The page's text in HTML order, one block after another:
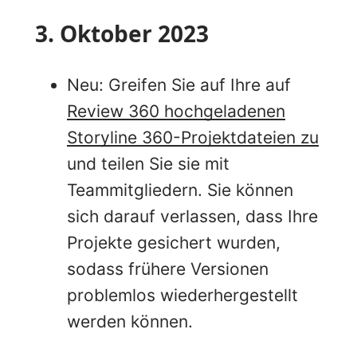
3. Oktober 2023
Neu: Greifen Sie auf Ihre auf
Review 360 hochgeladenen
Storyline 360-Projektdateien zu
und teilen Sie sie mit
Teammitgliedern. Sie können
sich darauf verlassen, dass Ihre
Projekte gesichert wurden,
sodass frühere Versionen
problemlos wiederhergestellt
werden können.